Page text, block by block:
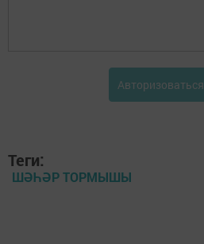
Авторизоваться
Теги:
ШӘҺӘР ТОРМЫШЫ